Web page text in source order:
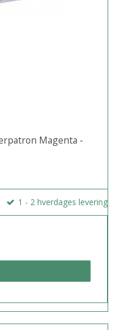
Magenta -
1 - 2 hverdages levering